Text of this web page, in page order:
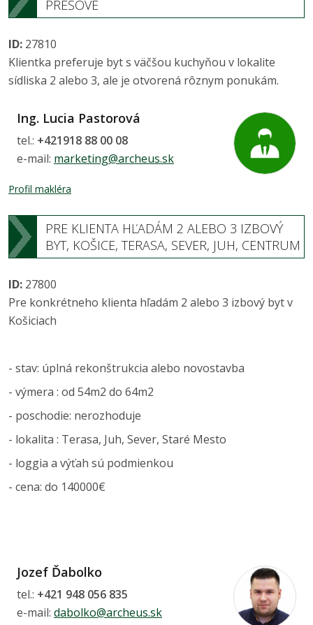
PREŠOVE
ID: 27810
Klientka preferuje byt s väčšou kuchyňou v lokalite
sídliska 2 alebo 3, ale je otvorená rôznym ponukám.
Ing. Lucia Pastorová
tel.: +421918 88 00 08
e-mail: marketing@archeus.sk
Profil makléra
PRE KLIENTA HĽADÁM 2 ALEBO 3 IZBOVÝ
BYT, KOŠICE, TERASA, SEVER, JUH, CENTRUM
ID: 27800
Pre konkrétneho klienta hľadám 2 alebo 3 izbový byt v
Košiciach
- stav: úplná rekonštrukcia alebo novostavba
- výmera : od 54m2 do 64m2
- poschodie: nerozhoduje
- lokalita : Terasa, Juh, Sever, Staré Mesto
- loggia a výťah sú podmienkou
- cena: do 140000€
Jozef Ďabolko
tel.: +421 948 056 835
e-mail: dabolko@archeus.sk